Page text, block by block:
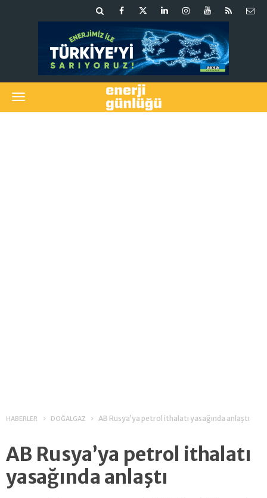
HABERLER DOĞALGAZ AB Rusya’ya petrol ithalatı yasağında anlaştı
AB Rusya’ya petrol ithalatı
yasağında anlaştı